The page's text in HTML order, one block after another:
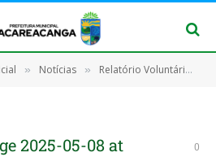
» Notícias » Relatório Voluntário Local de Jacareacanga será apresentado na COP 30
2025-05-08 at
0